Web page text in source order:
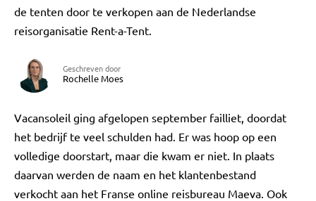
de tenten door te verkopen aan de Nederlandse
reisorganisatie Rent-a-Tent.
Geschreven door
Rochelle Moes
Vacansoleil ging afgelopen september failliet, doordat
het bedrijf te veel schulden had. Er was hoop op een
volledige doorstart, maar die kwam er niet. In plaats
daarvan werden de naam en het klantenbestand
verkocht aan het Franse online reisbureau Maeva. Ook